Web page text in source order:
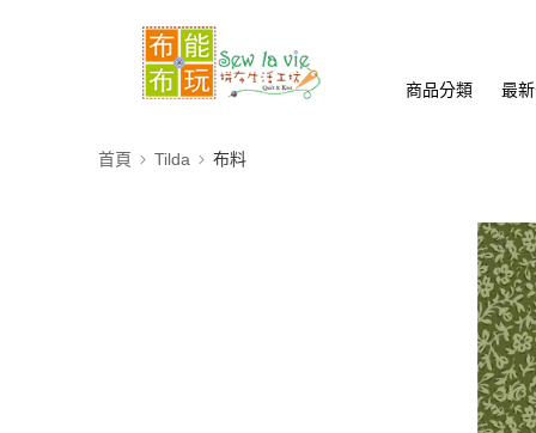
商品分類 最
首頁 Tilda 布料